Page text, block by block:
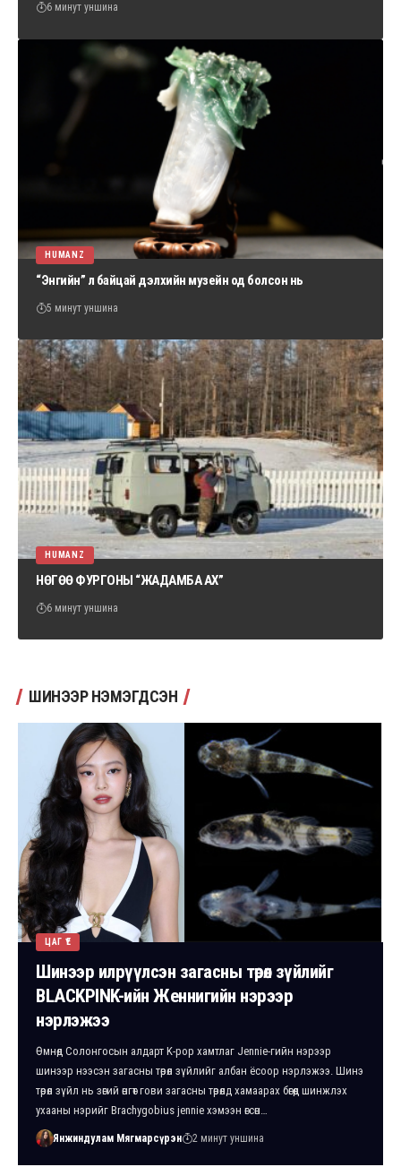
6 минут уншина
HUMANZ
“Энгийн” л байцай дэлхийн музейн од болсон нь
5 минут уншина
HUMANZ
НӨГӨӨ ФУРГОНЫ “ЖАДАМБА АХ”
6 минут уншина
ШИНЭЭР НЭМЭГДСЭН
ЦАГ ҮЕ
Шинээр илрүүлсэн загасны төрөл зүйлийг
BLACKPINK-ийн Женнигийн нэрээр
нэрлэжээ
Өмнөд Солонгосын алдарт K-pop хамтлаг Jennie-гийн нэрээр
шинээр нээсэн загасны төрөл зүйлийг албан ёсоор нэрлэжээ. Шинэ
төрөл зүйл нь зөгий өнгөт гови загасны төрөлд хамаарах бөгөөд шинжлэх
ухааны нэрийг Brachygobius jennie хэмээн өгсөн…
Янжиндулам Мягмарсүрэн 2 минут уншина